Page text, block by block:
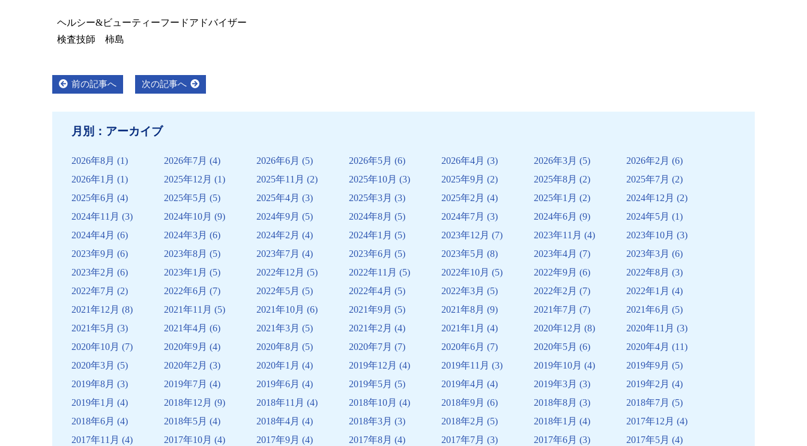
ヘルシー&ビューティーフードアドバイザー
検査技師 柿島
投 前の記事へ Previous
post:
次の記事へ
Next
post:
月別：アーカイブ
2026年8月 (1) 2026年7月 (4) 2026年6月 (5) 2026年5月 (6) 2026年4月 (3) 2026年3月 (5) 2026年2月 (6)
2026年1月 (1) 2025年12月 (1) 2025年11月 (2) 2025年10月 (3) 2025年9月 (2) 2025年8月 (2) 2025年7月 (2)
2025年6月 (4) 2025年5月 (5) 2025年4月 (3) 2025年3月 (3) 2025年2月 (4) 2025年1月 (2) 2024年12月 (2)
2024年11月 (3) 2024年10月 (9) 2024年9月 (5) 2024年8月 (5) 2024年7月 (3) 2024年6月 (9) 2024年5月 (1)
2024年4月 (6) 2024年3月 (6) 2024年2月 (4) 2024年1月 (5) 2023年12月 (7) 2023年11月 (4) 2023年10月 (3)
2023年9月 (6) 2023年8月 (5) 2023年7月 (4) 2023年6月 (5) 2023年5月 (8) 2023年4月 (7) 2023年3月 (6)
2023年2月 (6) 2023年1月 (5) 2022年12月 (5) 2022年11月 (5) 2022年10月 (5) 2022年9月 (6) 2022年8月 (3)
2022年7月 (2) 2022年6月 (7) 2022年5月 (5) 2022年4月 (5) 2022年3月 (5) 2022年2月 (7) 2022年1月 (4)
2021年12月 (8) 2021年11月 (5) 2021年10月 (6) 2021年9月 (5) 2021年8月 (9) 2021年7月 (7) 2021年6月 (5)
2021年5月 (3) 2021年4月 (6) 2021年3月 (5) 2021年2月 (4) 2021年1月 (4) 2020年12月 (8) 2020年11月 (3)
2020年10月 (7) 2020年9月 (4) 2020年8月 (5) 2020年7月 (7) 2020年6月 (7) 2020年5月 (6) 2020年4月 (11)
2020年3月 (5) 2020年2月 (3) 2020年1月 (4) 2019年12月 (4) 2019年11月 (3) 2019年10月 (4) 2019年9月 (5)
2019年8月 (3) 2019年7月 (4) 2019年6月 (4) 2019年5月 (5) 2019年4月 (4) 2019年3月 (3) 2019年2月 (4)
2019年1月 (4) 2018年12月 (9) 2018年11月 (4) 2018年10月 (4) 2018年9月 (6) 2018年8月 (3) 2018年7月 (5)
2018年6月 (4) 2018年5月 (4) 2018年4月 (4) 2018年3月 (3) 2018年2月 (5) 2018年1月 (4) 2017年12月 (4)
2017年11月 (4) 2017年10月 (4) 2017年9月 (4) 2017年8月 (4) 2017年7月 (3) 2017年6月 (3) 2017年5月 (4)